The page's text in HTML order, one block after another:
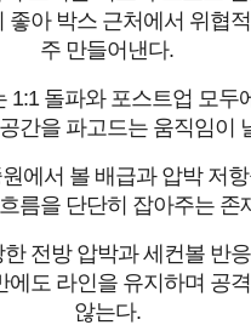
좋아 박스 근처에서 위협
주 만들어낸다.
1:1 돌파와 포스트업 모두
간을 파고드는 움직임이
에서 볼 배급과 압박 저
름을 단단히 잡아주는 존
전방 압박과 세컨볼 반
에도 라인을 유지하며 공
않는다.